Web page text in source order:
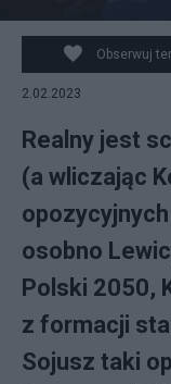
Lider Agrounii
ZienkiewiczObserwuj
2.02.2023
Realny jest
(a wliczając
osobno
Polski 2050,
z formacji
Sojusz taki